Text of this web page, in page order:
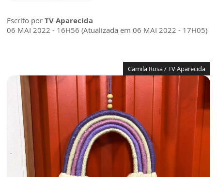
Escrito por TV Aparecida
06 MAI 2022 - 16H56 (Atualizada em 06 MAI 2022 - 17H05)
Camila Rosa / TV Aparecida